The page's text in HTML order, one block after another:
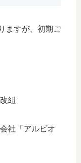
ますが、初期ご
組
社「アルビオ